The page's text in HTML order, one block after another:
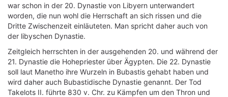
war schon in der 20. Dynastie von Libyern unterwandert
worden, die nun wohl die Herrschaft an sich rissen und die
Dritte Zwischenzeit einläuteten. Man spricht daher auch von
der libyschen Dynastie.
Zeitgleich herrschten in der ausgehenden 20. und während der
21. Dynastie die Hohepriester über Ägypten. Die 22. Dynastie
soll laut Manetho ihre Wurzeln in Bubastis gehabt haben und
wird daher auch Bubastidische Dynastie genannt. Der Tod
Takelots II. führte 830 v. Chr. zu Kämpfen um den Thron und